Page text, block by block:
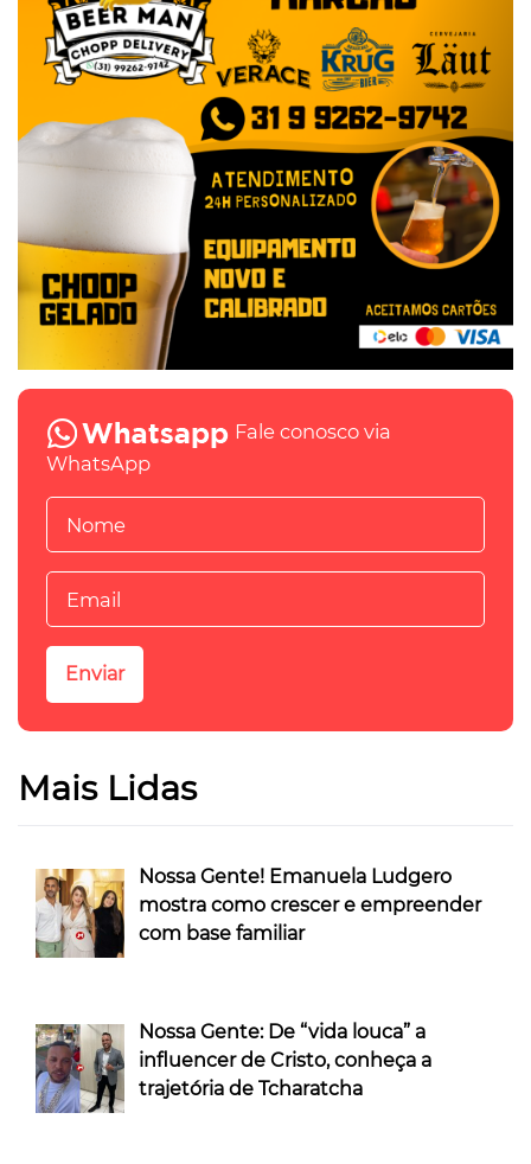
Fale conosco via
WhatsApp
Mais Lidas
Nossa Gente! Emanuela Ludgero
mostra como crescer e empreender
com base familiar
Nossa Gente: De “vida louca” a
influencer de Cristo, conheça a
trajetória de Tcharatcha